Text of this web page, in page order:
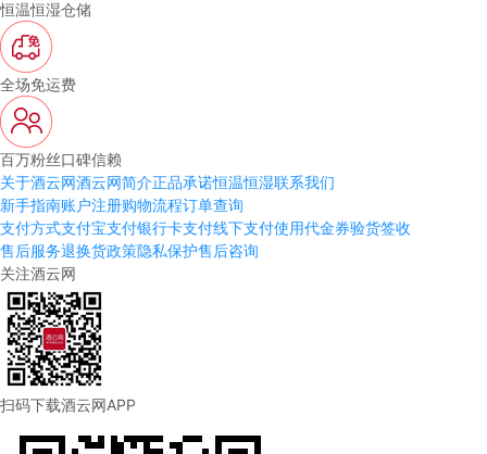
恒温恒湿仓储
全场免运费
百万粉丝口碑信赖
关于酒云网酒云网简介正品承诺恒温恒湿联系我们
新手指南账户注册购物流程订单查询
支付方式支付宝支付银行卡支付线下支付使用代金券验货签收
售后服务退换货政策隐私保护售后咨询
关注酒云网
扫码下载酒云网APP